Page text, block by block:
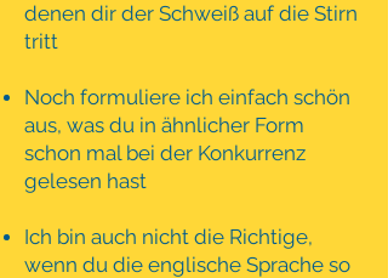
denen dir der Schweiß auf die Stirn
tritt
Noch formuliere ich einfach schön
aus, was du in ähnlicher Form
schon mal bei der Konkurrenz
gelesen hast
Ich bin auch nicht die Richtige,
wenn du die englische Sprache so